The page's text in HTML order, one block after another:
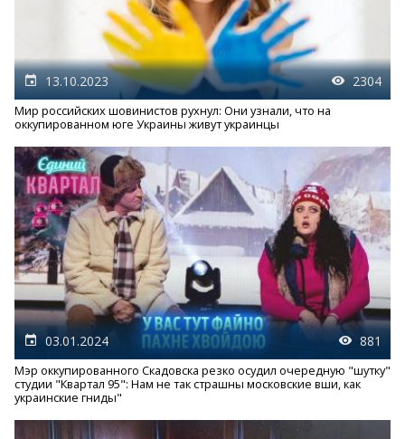
13.10.2023 2304
Мир российских шовинистов рухнул: Они узнали, что на
оккупированном юге Украины живут украинцы
03.01.2024 881
Мэр оккупированного Скадовска резко осудил очередную "шутку"
студии "Квартал 95": Нам не так страшны московские вши, как
украинские гниды"